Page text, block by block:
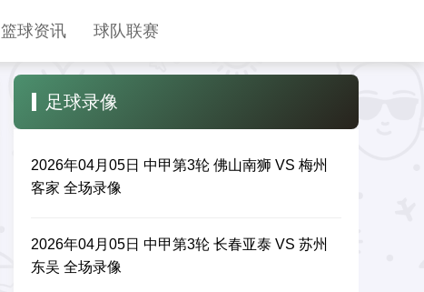
篮球资讯 球队联赛
足球录像
2026年04月05日 中甲第3轮 佛山南狮 VS 梅州
客家 全场录像
2026年04月05日 中甲第3轮 长春亚泰 VS 苏州
东吴 全场录像